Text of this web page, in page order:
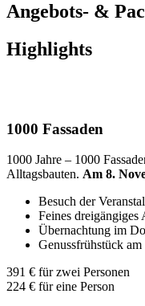
Angebots- &
Highlights
1000 Fassaden
1000 Jahre – 1000
Alltagsbauten. Am 8.
Besuch der
Feines dreigängiges
Übernachtung im
Genussfrühstück
391 € für zwei Personen
224 € für eine Person